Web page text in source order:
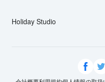
Holiday Studio